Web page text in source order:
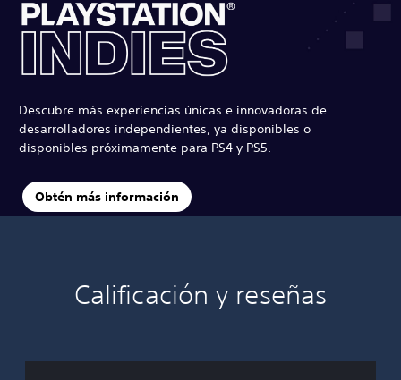
Descubre más experiencias únicas e innovadoras de
desarrolladores independientes, ya disponibles o
disponibles próximamente para PS4 y PS5.
Obtén más información
Calificación y reseñas